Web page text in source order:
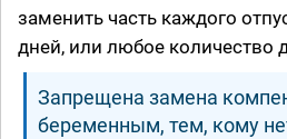
заменить часть каждого
дней, или любое количество
Запрещена замена
беременным, тем, кому